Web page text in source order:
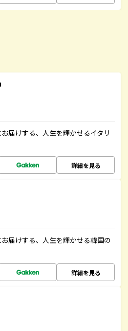
届けする、人生を輝かせるイタリ
詳細を見る
届けする、人生を輝かせる韓国の
詳細を見る